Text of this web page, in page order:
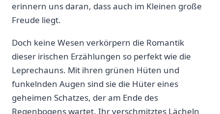
erinnern uns daran, dass auch im‌ Kleinen große
Freude liegt.
Doch keine Wesen verkörpern die Romantik
dieser⁣ irischen Erzählungen so⁤ perfekt wie ​die
Leprechauns. Mit ihren​ grünen Hüten und
funkelnden Augen sind sie die Hüter eines
geheimen⁢ Schatzes, der ​am ‍Ende des
Regenbogens wartet. ⁤Ihr verschmitztes⁣ Lächeln ​